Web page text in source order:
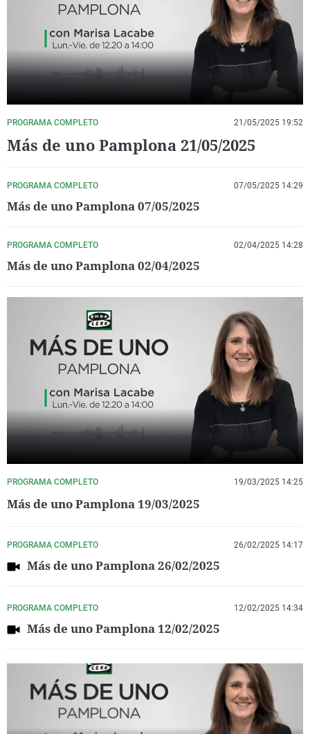
La rosa de los vientos
Gente viajera
Como el perro y el
Caso
Retornados
Equipo de
Operación Viuda
Extremadura
Galicia
País Vasco
Virales
Televisión
Elecciones
PROGRAMA COMPLETO 21/05/2025 19:52
Más de uno Pamplona 21/05/2025
PROGRAMA COMPLETO 07/05/2025 14:29
Más de uno Pamplona 07/05/2025
PROGRAMA COMPLETO 02/04/2025 14:28
Más de uno Pamplona 02/04/2025
PROGRAMA COMPLETO 19/03/2025 14:25
Más de uno Pamplona 19/03/2025
PROGRAMA COMPLETO 26/02/2025 14:17
Más de uno Pamplona 26/02/2025
PROGRAMA COMPLETO 12/02/2025 14:34
Más de uno Pamplona 12/02/2025